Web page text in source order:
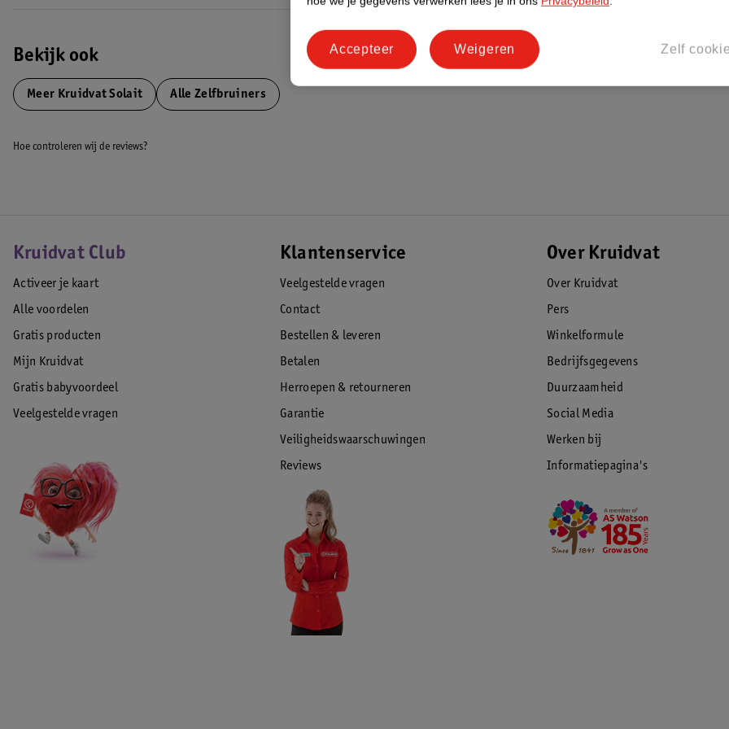
Bekijk ook
Meer Kruidvat Solait Alle Zelfbruiners
Hoe controleren wij de reviews?
Kruidvat Club
Activeer je kaart
Alle voordelen
Gratis producten
Mijn Kruidvat
Gratis babyvoordeel
Veelgestelde vragen
Klantenservice
Veelgestelde vragen
Contact
Bestellen & leveren
Betalen
Herroepen & retourneren
Garantie
Veiligheidswaarschuwingen
Reviews
Over Kruidvat
Over Kruidvat
Pers
Winkelformule
Bedrijfsgegevens
Duurzaamheid
Social Media
Werken bij
Informatiepagina's
Zelf
Weigeren
Accepteer